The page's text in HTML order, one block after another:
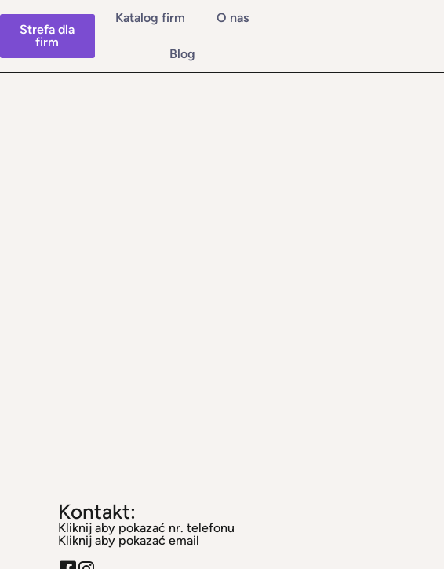
Strefa dla
firm
Katalog firm O nas
Blog
Kontakt:
Kliknij aby pokazać nr. telefonu
Kliknij aby pokazać email